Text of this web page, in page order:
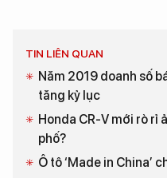
TIN LIÊN QUAN
Năm 2019 doanh số
tăng kỷ lục
Honda CR-V mới rò rỉ
phố?
Ô tô ‘Made in China’